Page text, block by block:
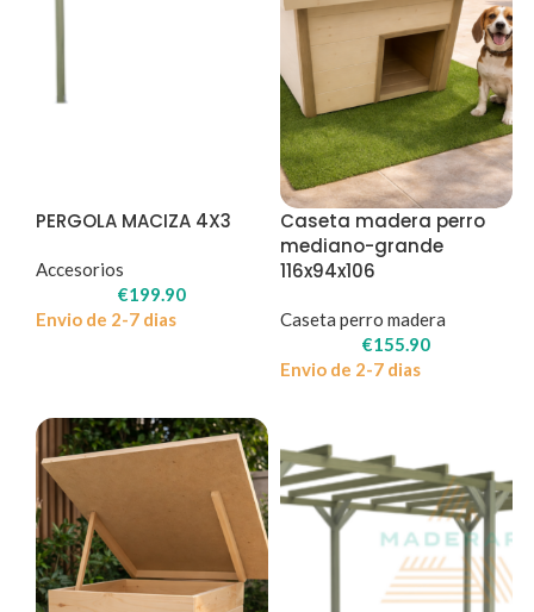
PERGOLA MACIZA 4X3
Accesorios
€199.90
Envio de 2-7 dias
Caseta madera perro
mediano-grande
116x94x106
Caseta perro madera
€155.90
Envio de 2-7 dias